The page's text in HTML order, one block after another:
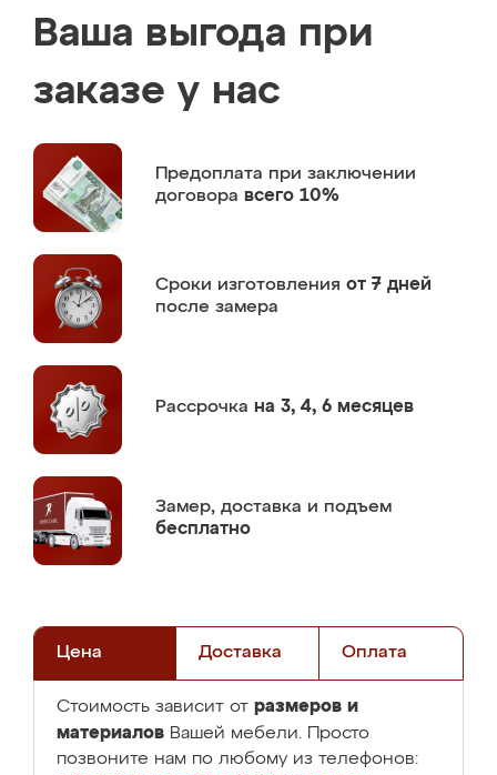
Ваша выгода при
заказе у нас
Предоплата при заключении
договора всего 10%
Сроки изготовления от 7 дней
после замера
Рассрочка на 3, 4, 6 месяцев
Замер, доставка и подъем
бесплатно
Цена Доставка Оплата
Стоимость зависит от размеров и
материалов Вашей мебели. Просто
позвоните нам по любому из телефонов: